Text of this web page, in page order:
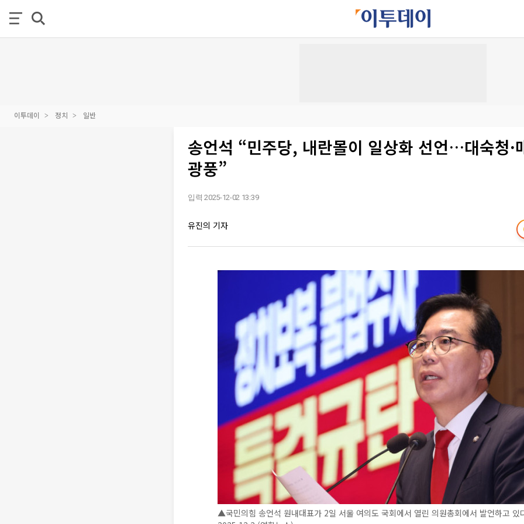
이투데이 정치 일반
송언석 “민주당, 내란몰이 일상화 선언…대숙청·
광풍”
입력 2025-12-02 13:39
유진의 기자
▲국민의힘 송언석 원내대표가 2일 서울 여의도 국회에서 열린 의원총회에서 발언하고 있